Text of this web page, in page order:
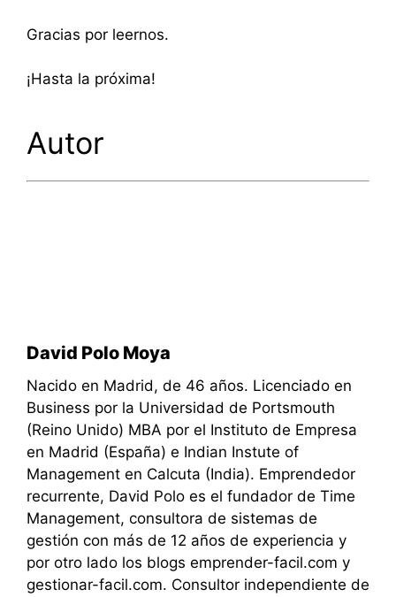
Gracias por leernos.
¡Hasta la próxima!
Autor
David Polo Moya
Nacido en Madrid, de 46 años. Licenciado en
Business por la Universidad de Portsmouth
(Reino Unido) MBA por el Instituto de Empresa
en Madrid (España) e Indian Instute of
Management en Calcuta (India). Emprendedor
recurrente, David Polo es el fundador de Time
Management, consultora de sistemas de
gestión con más de 12 años de experiencia y
por otro lado los blogs emprender-facil.com y
gestionar-facil.com. Consultor independiente de